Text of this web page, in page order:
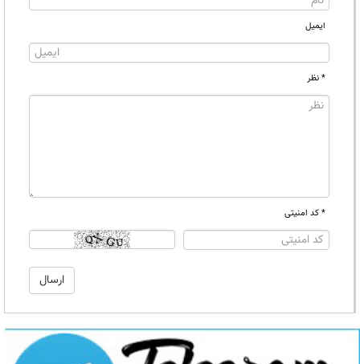
ایمیل
* نظر
* کد امنیتی